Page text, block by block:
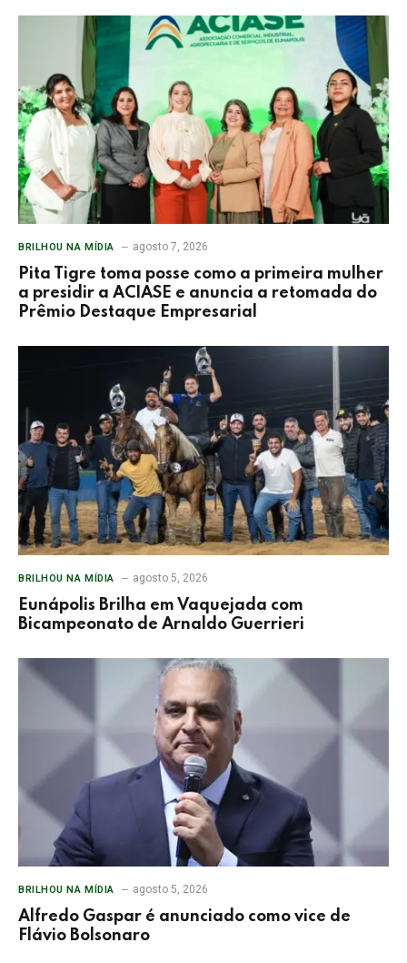
BRILHOU NA MÍDIA agosto 7, 2026
Pita Tigre toma posse como a primeira mulher
a presidir a ACIASE e anuncia a retomada do
Prêmio Destaque Empresarial
BRILHOU NA MÍDIA agosto 5, 2026
Eunápolis Brilha em Vaquejada com
Bicampeonato de Arnaldo Guerrieri
BRILHOU NA MÍDIA agosto 5, 2026
Alfredo Gaspar é anunciado como vice de
Flávio Bolsonaro